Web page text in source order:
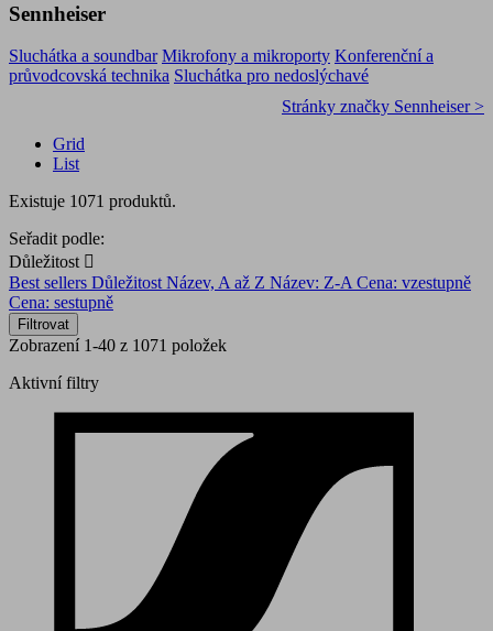
Sennheiser
Sluchátka a soundbar Mikrofony a mikroporty Konferenční a
průvodcovská technika Sluchátka pro nedoslýchavé
Stránky značky Sennheiser >
Grid
List
Existuje 1071 produktů.
Seřadit podle:
Důležitost 
Best sellers Důležitost Název, A až Z Název: Z-A Cena: vzestupně
Cena: sestupně
Filtrovat
Zobrazení 1-40 z 1071 položek
Aktivní filtry